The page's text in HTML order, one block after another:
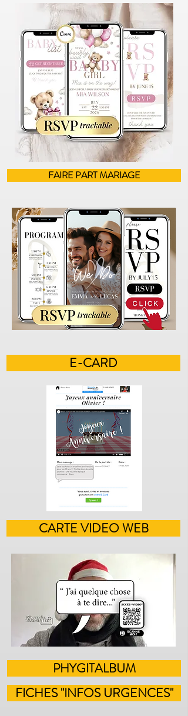
FAIRE PART MARIAGE
E-CARD
CARTE VIDEO WEB
PHYGITALBUM
FICHES "INFOS URGENCES"